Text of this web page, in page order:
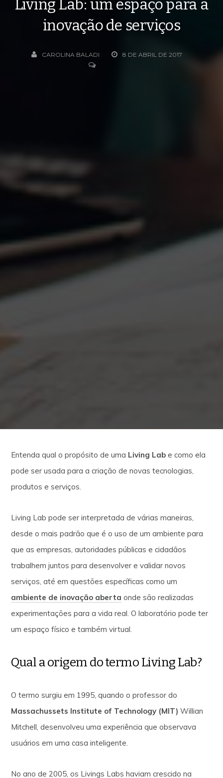
Living Lab: um espaço para a
inovação de serviços
CAROLINA BALADI 8 DE ABRIL DE 2017
Entenda qual o propósito de uma Living Lab e como ela
pode ser usada para a criação de novas tecnologias,
produtos e serviços.
Living Lab pode ser interpretada de várias maneiras,
desde o mais padrão que é o uso de um ambiente para
que as empresas, autoridades públicas e cidadãos
trabalhem juntos para desenvolver e validar novos
serviços, até em questões específicas como um
ambiente de inovação aberta onde são realizadas
experimentações para a vida real. O laboratório pode ter
um espaço físico e também virtual.
Qual a origem do termo Living Lab?
O termo surgiu em 1995, quando o professor do
Massachussets Institute of Technology (MIT) Willian
Mitchell, desenvolveu uma experiência que observava
usuários em uma casa inteligente.
No ano de 2005, os Livings Labs haviam crescido na